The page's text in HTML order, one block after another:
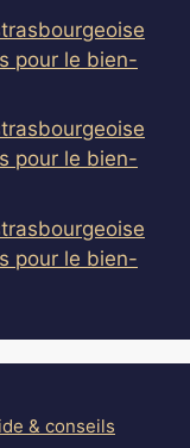
pour le bien-
pour le bien-
pour le bien-
& conseils